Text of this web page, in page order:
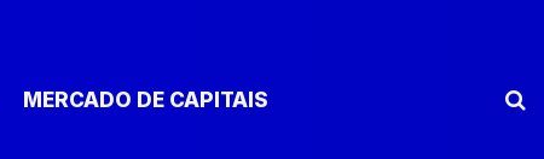
MERCADO DE CAPITAIS